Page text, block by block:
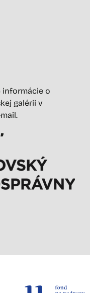
informácie o
galérii v